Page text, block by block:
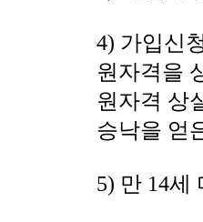
4) 가입신
원자격을
원자격 상
승낙을 얻
5) 만 14세